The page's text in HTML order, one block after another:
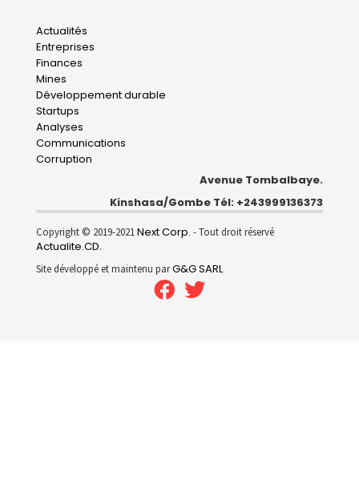
Main
navigation
Actualités
Entreprises
Finances
Mines
Développement durable
Startups
Analyses
Communications
Corruption
Avenue Tombalbaye.
Kinshasa/Gombe Tél: +243999136373
Copyright © 2019-2021Next Corp. - Tout droit réservé
Actualite.CD.
Site développé et maintenu parG&G SARL